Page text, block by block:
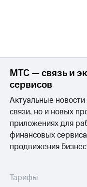
МТС — связь и
сервисов
Актуальные
связи, но и новых
приложениях для
финансовых
продвижения
Тарифы